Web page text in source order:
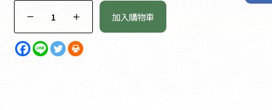
加入購物車